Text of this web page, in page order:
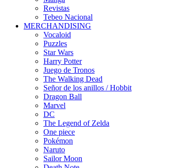
Revistas
Tebeo Nacional
MERCHANDISING
Vocaloid
Puzzles
Star Wars
Harry Potter
Juego de Tronos
The Walking Dead
Señor de los anillos / Hobbit
Dragon Ball
Marvel
DC
The Legend of Zelda
One piece
Pokémon
Naruto
Sailor Moon